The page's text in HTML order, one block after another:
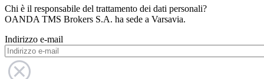
Chi è il responsabile del trattamento dei dati personali?
OANDA TMS Brokers S.A. ha sede a Varsavia.
Indirizzo e-mail